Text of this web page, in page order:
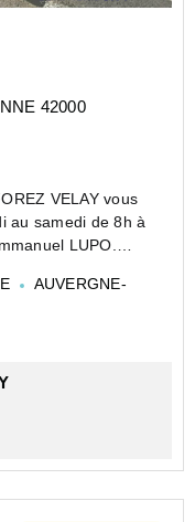
42000
VELAY vous
au samedi de 8h à
LUPO.
de 2 salles,
AUVERGNE-